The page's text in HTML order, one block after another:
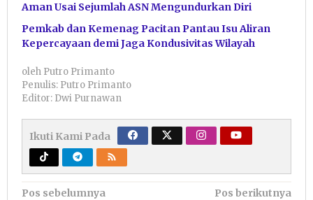
Aman Usai Sejumlah ASN Mengundurkan Diri
Pemkab dan Kemenag Pacitan Pantau Isu Aliran
Kepercayaan demi Jaga Kondusivitas Wilayah
oleh Putro Primanto
Penulis: Putro Primanto
Editor: Dwi Purnawan
Ikuti Kami Pada
Pos sebelumnya
Pos berikutnya